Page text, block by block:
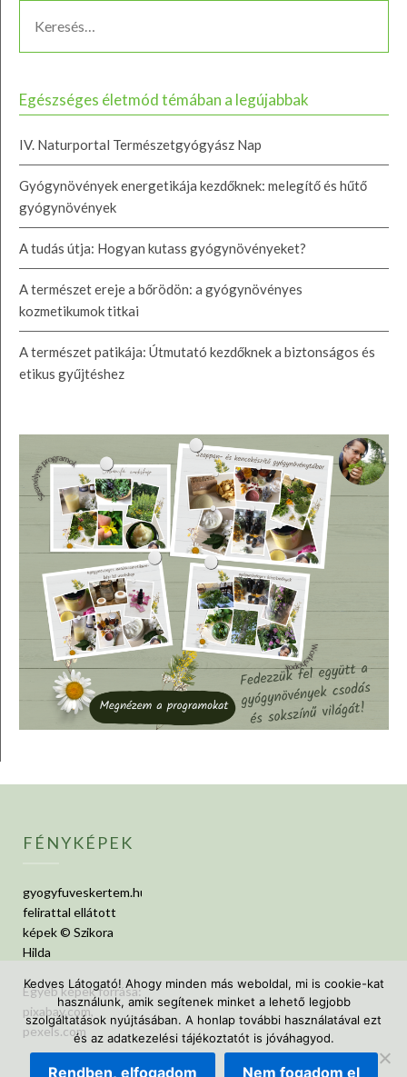
Egészséges életmód témában a legújabbak
IV. Naturportal Természetgyógyász Nap
Gyógynövények energetikája kezdőknek: melegítő és hűtő
gyógynövények
A tudás útja: Hogyan kutass gyógynövényeket?
A természet ereje a bőrödön: a gyógynövényes
kozmetikumok titkai
A természet patikája: Útmutató kezdőknek a biztonságos és
etikus gyűjtéshez
FÉNYKÉPEK
gyogyfuveskertem.hu
felirattal ellátott
képek © Szikora
Hilda
Egyéb képek forrása:
pixabay.com,
pexels.com
Kedves Látogató! Ahogy minden más weboldal, mi is cookie-kat
használunk, amik segítenek minket a lehető legjobb
szolgáltatások nyújtásában. A honlap további használatával ezt
és az adatkezelési tájékoztatót is jóváhagyod.
Rendben, elfogadom Nem fogadom el